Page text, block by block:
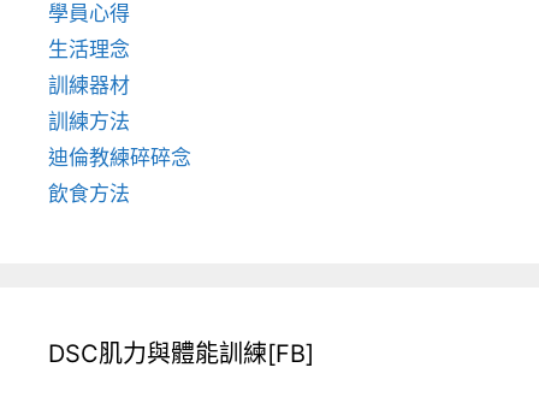
學員心得
生活理念
訓練器材
訓練方法
迪倫教練碎碎念
飲食方法
DSC肌力與體能訓練[FB]